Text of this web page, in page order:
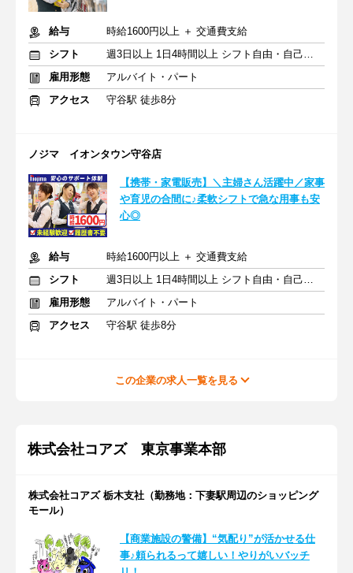
給与
時給1600円以上 ＋ 交通費支給
シフト
週3日以上 1日4時間以上 シフト自由・自己申告
雇用形態
アルバイト・パート
アクセス
守谷駅 徒歩8分
ノジマ イオンタウン守谷店
【携帯・家電販売】＼主婦さん活躍中／家事
や育児の合間に♪柔軟シフトで急な用事も安
心◎
給与
時給1600円以上 ＋ 交通費支給
シフト
週3日以上 1日4時間以上 シフト自由・自己申告
雇用形態
アルバイト・パート
アクセス
守谷駅 徒歩8分
この企業の求人一覧を見る
株式会社コアズ 東京事業本部
株式会社コアズ 栃木支社（勤務地：下妻駅周辺のショッピング
モール）
【商業施設の警備】“気配り”が活かせる仕
事♪頼られるって嬉しい！やりがいバッチ